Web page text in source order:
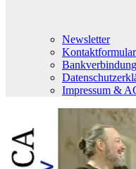
Newsletter
Kontaktformular
Impressum &